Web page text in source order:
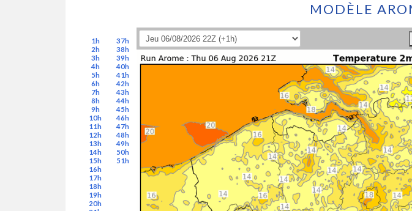
MODÈLE
1h
2h
3h
4h
5h
6h
7h
8h
9h
10h
11h
12h
13h
14h
15h
16h
17h
18h
19h
20h
37h
38h
39h
40h
41h
42h
43h
44h
45h
46h
47h
48h
49h
50h
51h